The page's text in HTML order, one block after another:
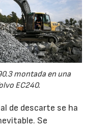
montada en una
EC240.
de descarte se ha
Se